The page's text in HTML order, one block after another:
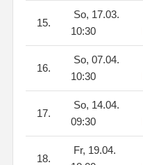
15.
So, 17.03.
10:30
16.
So, 07.04.
10:30
17.
So, 14.04.
09:30
18.
Fr, 19.04.